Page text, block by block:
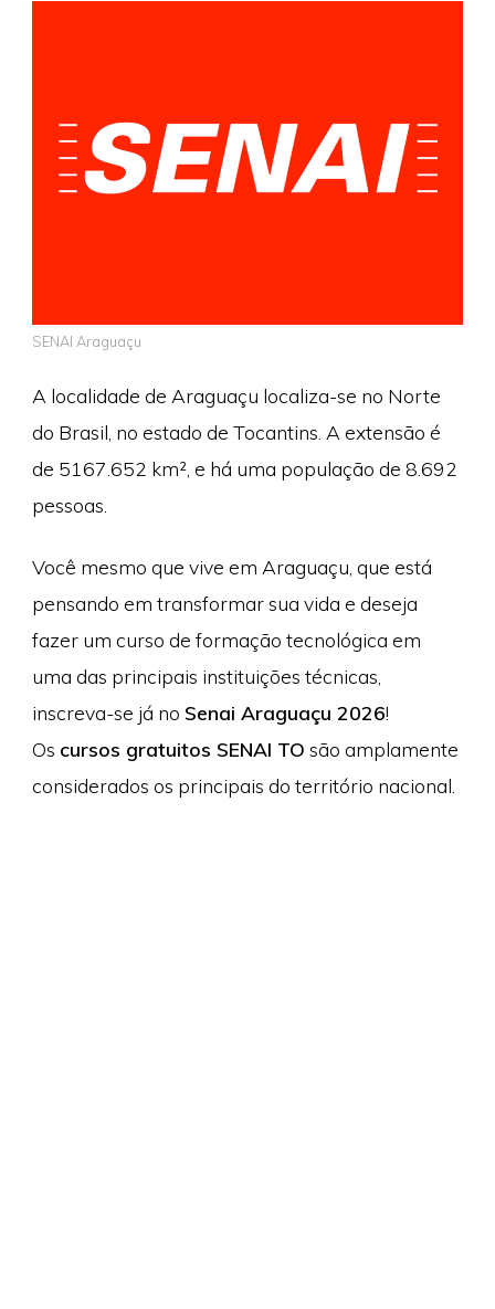
SENAI Araguaçu
A localidade de Araguaçu localiza-se no Norte
do Brasil, no estado de Tocantins. A extensão é
de 5167.652 km², e há uma população de 8.692
pessoas.
Você mesmo que vive em Araguaçu, que está
pensando em transformar sua vida e deseja
fazer um curso de formação tecnológica em
uma das principais instituições técnicas,
inscreva-se já no Senai Araguaçu 2026!
Os cursos gratuitos SENAI TO são amplamente
considerados os principais do território nacional.